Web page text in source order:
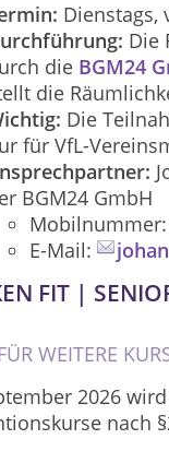
Dienstags,
Die
die BGM24
die
Die
für VfL-
BGM24 GmbH
Mobilnummer:
E-Mail:
FIT |
WEITERE
2026
nach